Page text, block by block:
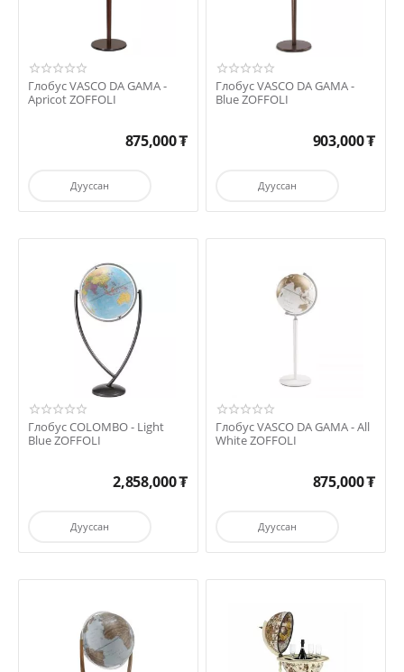
Глобус VASCO DA GAMA -
Apricot ZOFFOLI
875,000₮
Дууссан
Глобус VASCO DA GAMA -
Blue ZOFFOLI
903,000₮
Дууссан
Глобус COLOMBO - Light
Blue ZOFFOLI
2,858,000₮
Дууссан
Глобус VASCO DA GAMA - All
White ZOFFOLI
875,000₮
Дууссан